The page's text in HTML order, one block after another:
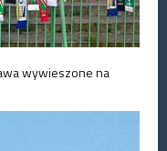
wywieszone na